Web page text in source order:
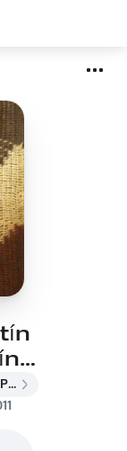
Pedro González, Agustín Peralta, Agustín Peralta, Pedro González